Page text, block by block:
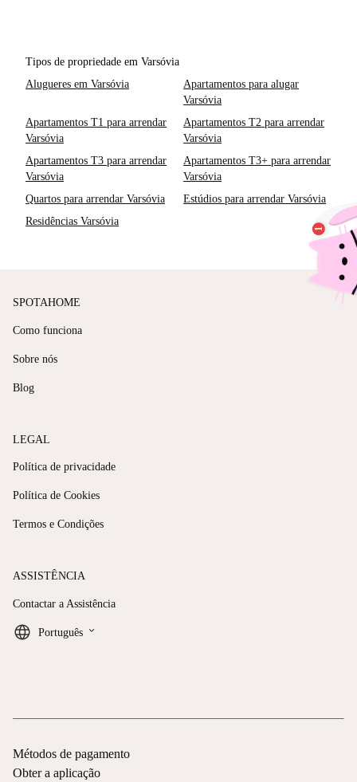
Tipos de propriedade em Varsóvia
Alugueres em Varsóvia
Apartamentos para alugar
Varsóvia
Apartamentos T1 para arrendar
Varsóvia
Apartamentos T2 para arrendar
Varsóvia
Apartamentos T3 para arrendar
Varsóvia
Apartamentos T3+ para arrendar
Varsóvia
Quartos para arrendar Varsóvia
Estúdios para arrendar Varsóvia
Residências Varsóvia
SPOTAHOME
Como funciona
Sobre nós
Blog
LEGAL
Política de privacidade
Política de Cookies
Termos e Condições
ASSISTÊNCIA
Contactar a Assistência
Português keyboard_arrow_down
Métodos de pagamento
Obter a aplicação